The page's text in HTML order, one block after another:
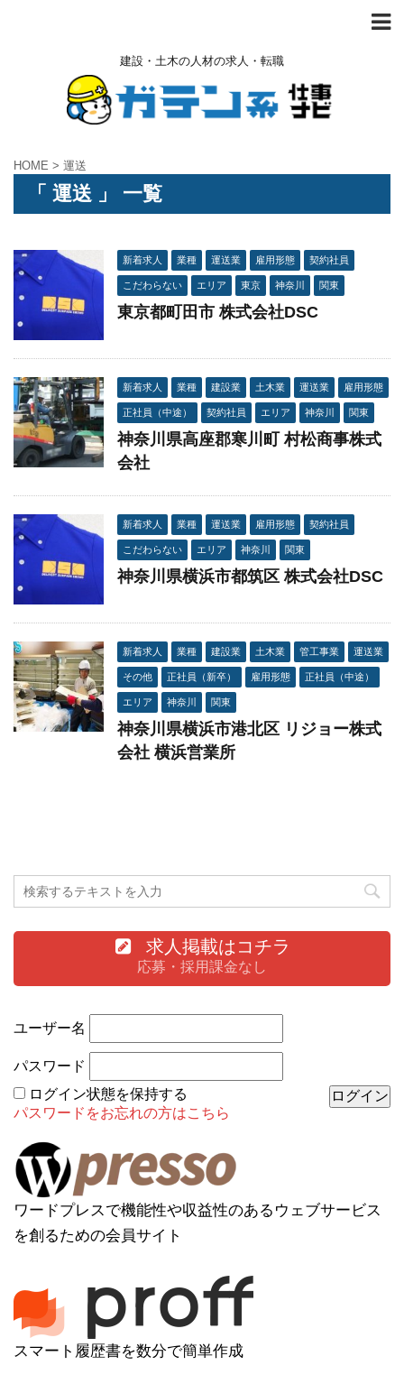
建設・土木の人材の求人・転職
HOME > 運送
「 運送 」 一覧
新着求人 業種 運送業 雇用形態 契約社員
こだわらない エリア 東京 神奈川 関東
東京都町田市 株式会社DSC
新着求人 業種 建設業 土木業 運送業 雇用形態
正社員（中途） 契約社員 エリア 神奈川 関東
神奈川県高座郡寒川町 村松商事株式
会社
新着求人 業種 運送業 雇用形態 契約社員
こだわらない エリア 神奈川 関東
神奈川県横浜市都筑区 株式会社DSC
新着求人 業種 建設業 土木業 管工事業 運送業
その他 正社員（新卒） 雇用形態 正社員（中途）
エリア 神奈川 関東
神奈川県横浜市港北区 リジョー株式
会社 横浜営業所
求人掲載はコチラ
応募・採用課金なし
ユーザー名
パスワード
ログイン状態を保持する
パスワードをお忘れの方はこちら
ワードプレスで機能性や収益性のあるウェブサービス
を創るための会員サイト
スマート履歴書を数分で簡単作成